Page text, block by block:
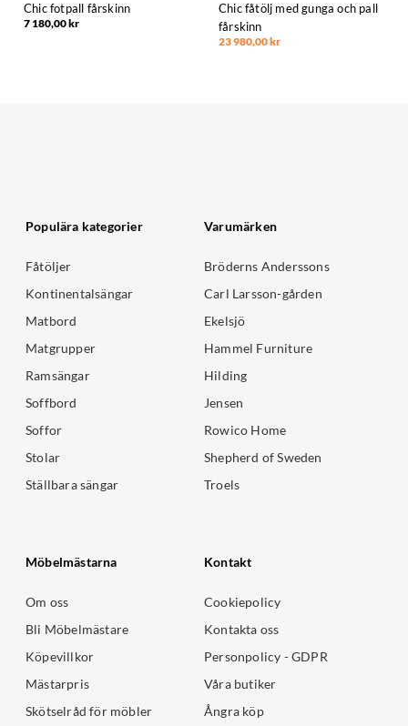
Chic fotpall fårskinn
7 180,00 kr
Chic fåtölj med gunga och pall
fårskinn
23 980,00 kr
Populära kategorier
Fåtöljer
Kontinentalsängar
Matbord
Matgrupper
Ramsängar
Soffbord
Soffor
Stolar
Ställbara sängar
Varumärken
Bröderns Anderssons
Carl Larsson-gården
Ekelsjö
Hammel Furniture
Hilding
Jensen
Rowico Home
Shepherd of Sweden
Troels
Möbelmästarna
Om oss
Bli Möbelmästare
Köpevillkor
Mästarpris
Skötselråd för möbler
Kontakt
Cookiepolicy
Kontakta oss
Personpolicy - GDPR
Våra butiker
Ångra köp